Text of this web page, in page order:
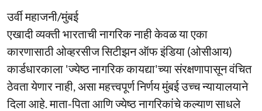
उर्वी महाजनी/मुंबई
एखादी व्यक्ती भारताची नागरिक नाही केवळ या एका
कारणासाठी ओव्हरसीज सिटीझन ऑफ इंडिया (ओसीआय)
कार्डधारकाला 'ज्येष्ठ नागरिक कायद्या'च्या संरक्षणापासून वंचित
ठेवता येणार नाही, असा महत्त्वपूर्ण निर्णय मुंबई उच्च न्यायालयाने
दिला आहे. माता-पिता आणि ज्येष्ठ नागरिकांचे कल्याण साधले